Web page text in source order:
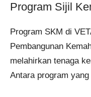
Program Sijil
Program SKM di
Pembangunan
melahirkan tenaga
Antara program